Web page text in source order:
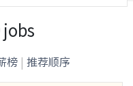
jobs
榜| 推荐顺序